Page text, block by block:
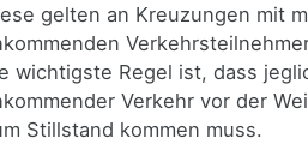
gelten an Kreuzungen mit
wichtigste Regel ist, dass
Verkehr vor der
Stillstand kommen muss.